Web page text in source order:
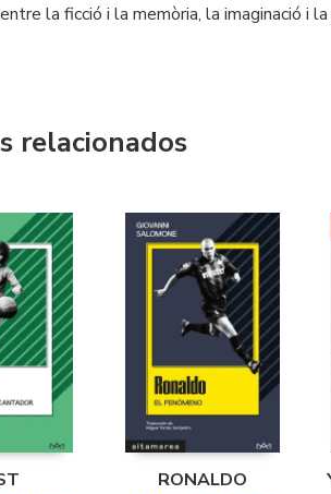
la ficció i la memòria, la imaginació i la
relacionados
RONALDO